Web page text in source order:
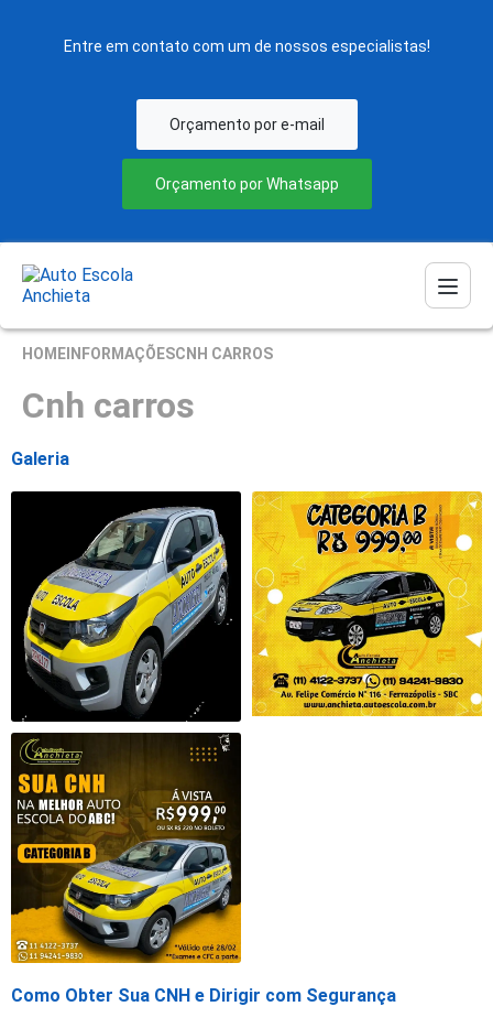
Entre em contato com um de nossos especialistas!
Orçamento por e-mail
Orçamento por Whatsapp
HOME INFORMAÇÕESCNH CARROS
Cnh carros
Galeria
Como Obter Sua CNH e Dirigir com Segurança